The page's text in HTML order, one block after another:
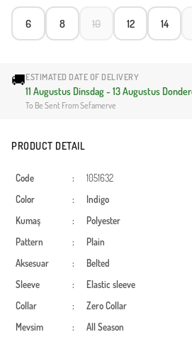
6 8 10 12 14
🚚ESTIMATED DATE OF DELIVERY
11 Augustus Dinsdag - 13 Augustus
To Be Sent From Sefamerve
PRODUCT DETAIL
Code :
1051632
Color
:
Indigo
Kumaş
:
Polyester
Pattern
:
Plain
Aksesuar
:
Belted
Sleeve
:
Elastic sleeve
Collar
:
Zero Collar
Mevsim
:
All Season